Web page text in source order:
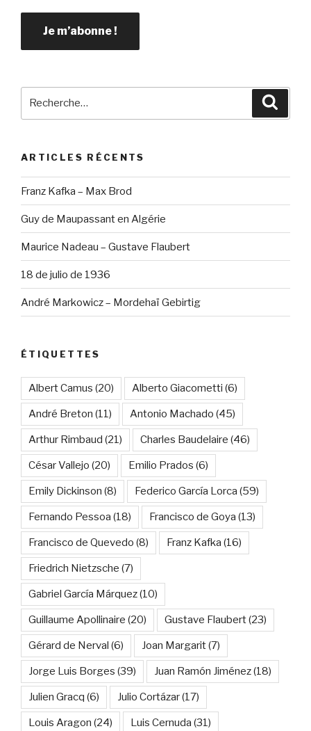
ARTICLES RÉCENTS
Franz Kafka – Max Brod
Guy de Maupassant en Algérie
Maurice Nadeau – Gustave Flaubert
18 de julio de 1936
André Markowicz – Mordehaï Gebirtig
ÉTIQUETTES
Albert Camus (20) Alberto Giacometti (6)
André Breton (11) Antonio Machado (45)
Arthur Rimbaud (21) Charles Baudelaire (46)
César Vallejo (20) Emilio Prados (6)
Emily Dickinson (8) Federico García Lorca (59)
Fernando Pessoa (18) Francisco de Goya (13)
Francisco de Quevedo (8) Franz Kafka (16)
Friedrich Nietzsche (7)
Gabriel García Márquez(10)
Guillaume Apollinaire (20) Gustave Flaubert(23)
Gérard de Nerval (6) Joan Margarit(7)
Jorge Luis Borges (39) Juan Ramón Jiménez(18)
Julien Gracq (6) Julio Cortázar(17)
Louis Aragon (24) Luis Cernuda (31)